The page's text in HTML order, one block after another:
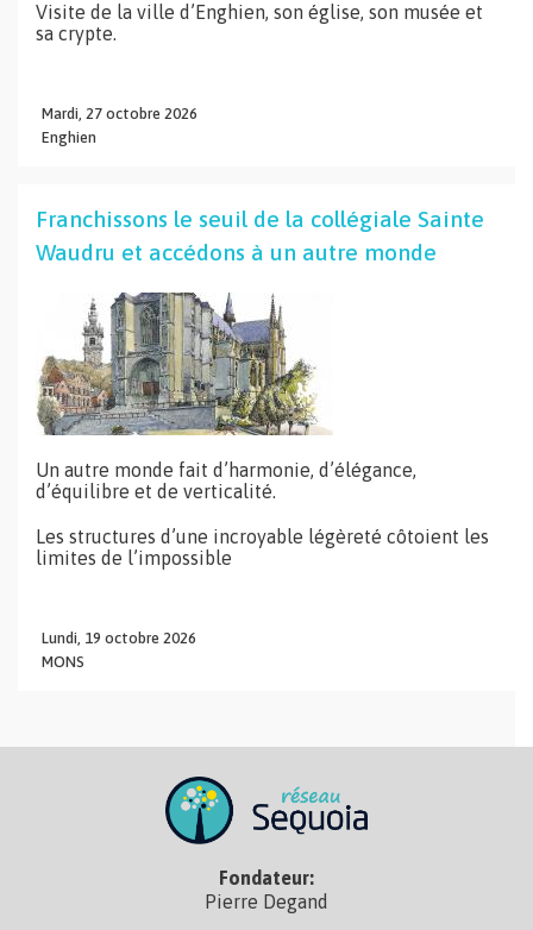
Visite de la ville d’Enghien, son église, son musée et
sa crypte.
Mardi, 27 octobre 2026
Enghien
Franchissons le seuil de la collégiale Sainte
Waudru et accédons à un autre monde
Un autre monde fait d’harmonie, d’élégance,
d’équilibre et de verticalité.
Les structures d’une incroyable légèreté côtoient les
limites de l’impossible
Lundi, 19 octobre 2026
MONS
Fondateur:
Pierre Degand